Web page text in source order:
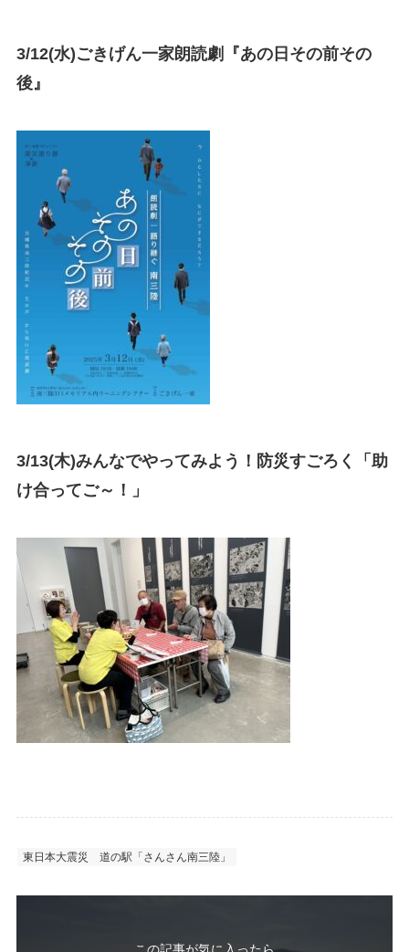
3/12(水)ごきげん一家朗読劇『あの日その前その
後』
3/13(木)みんなでやってみよう！防災すごろく「助
け合ってご～！」
東日本大震災 道の駅「さんさん南三陸」